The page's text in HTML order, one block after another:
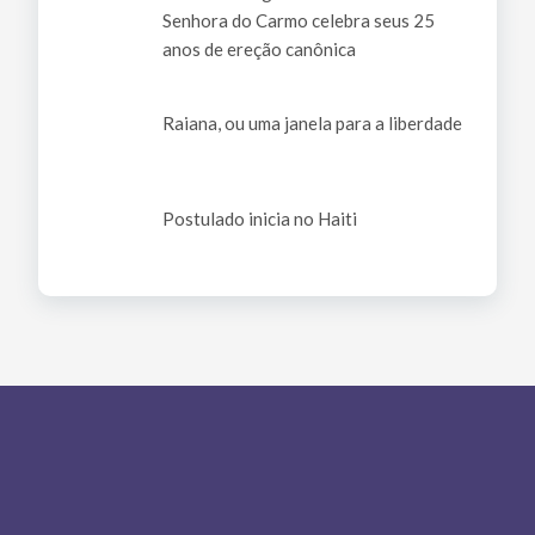
Senhora do Carmo celebra seus 25
anos de ereção canônica
Raiana, ou uma janela para a liberdade
Postulado inicia no Haiti